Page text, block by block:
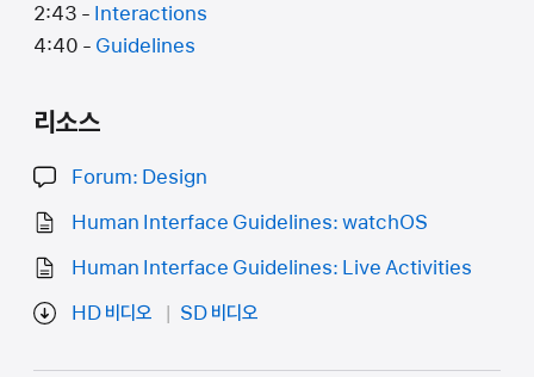
2:43 - Interactions
4:40 - Guidelines
리소스
Forum: Design
Human Interface Guidelines: watchOS
Human Interface Guidelines: Live Activities
HD 비디오
SD 비디오